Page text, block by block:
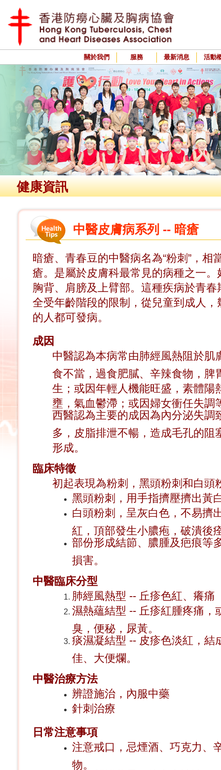
關於我們 服務 最新消息 活動
健康資訊
中醫皮膚病系列 -- 暗瘡
暗瘡、青春豆的中醫病名為“粉刺”，相
瘡。是屬於皮膚科最常見的病種之一。
胸背、肩膀及上臂部。這種疾病於青
全受年齡階段的限制，從兒童到成人，
的人都可發病。
成因
中醫認為本病常由肺經風熱阻於肌
食不當，過食肥膩、辛辣食物，脾
生；或因年輕人機能旺盛，素體陽
壅，氣血鬱滯；或因婦女衝任失調
西醫認為主要的成因為內分泌失調
多，皮脂排泄不暢，造成毛孔的阻
形成。
臨床特徵
初起表現為粉刺，黑頭粉刺和白頭
黑頭粉刺，用手指擠壓擠出黃
白頭粉刺，呈灰白色，不易擠
紅，頂部發生小膿疱，破潰後
部份形成結節、膿腫及疤痕等
損害。
中醫臨床分型
肺經風熱型 -- 丘疹色紅、癢痛
濕熱蘊結型 -- 丘疹紅腫疼痛，
臭，便秘，尿黃。
痰濕凝結型 -- 皮疹色淡紅，結
佳、大便爛。
中醫治療方法
辨證施治，內服中藥
針刺治療
日常注意事項
注意戒口，忌煙酒、巧克力、
物。